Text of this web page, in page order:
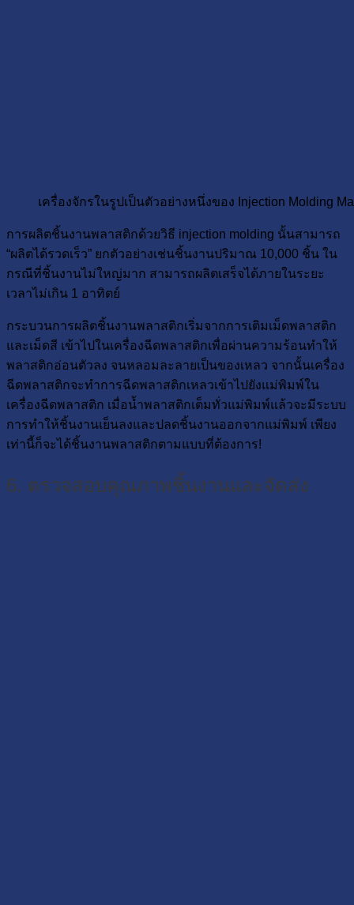
เครื่องจักรในรูปเป็นตัวอย่างหนึ่งของ Injection Molding
การผลิตชิ้นงานพลาสติกด้วยวิธี injection molding นั้นสามารถ
“ผลิตได้รวดเร็ว” ยกตัวอย่างเช่นชิ้นงานปริมาณ 10,000 ชิ้น ใน
กรณีที่ชิ้นงานไม่ใหญ่มาก สามารถผลิตเสร็จได้ภายในระยะ
เวลาไม่เกิน 1 อาทิตย์
กระบวนการผลิตชิ้นงานพลาสติกเริ่มจากการเติมเม็ดพลาสติก
และเม็ดสี เข้าไปในเครื่องฉีดพลาสติกเพื่อผ่านความร้อนทำให้
พลาสติกอ่อนตัวลง จนหลอมละลายเป็นของเหลว จากนั้นเครื่อง
ฉีดพลาสติกจะทำการฉีดพลาสติกเหลวเข้าไปยังแม่พิมพ์ใน
เครื่องฉีดพลาสติก เมื่อน้ำพลาสติกเต็มทั่วแม่พิมพ์แล้วจะมีระบบ
การทำให้ชิ้นงานเย็นลงและปลดชิ้นงานออกจากแม่พิมพ์ เพียง
เท่านี้ก็จะได้ชิ้นงานพลาสติกตามแบบที่ต้องการ!
6. ตรวจสอบคุณภาพชิ้นงานและจัดส่ง